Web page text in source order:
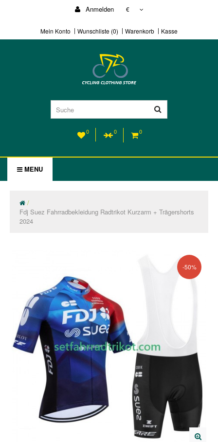
Anmelden €
Mein Konto Wunschliste (0) Warenkorb Kasse
0 0 0
MENU
Fdj Suez Fahrradbekleidung Radtrikot Kurzarm + Trägershorts
2024
-50%